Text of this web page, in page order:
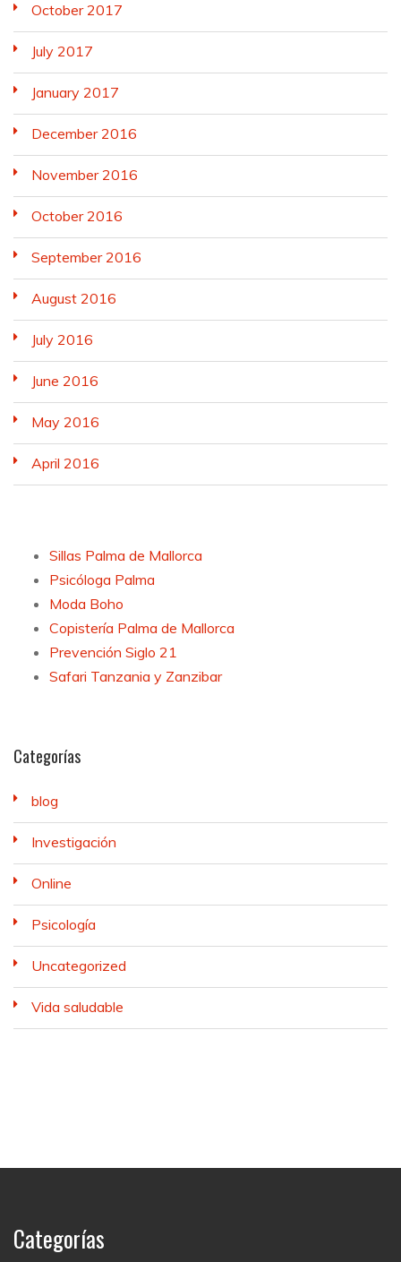
October 2017
July 2017
January 2017
December 2016
November 2016
October 2016
September 2016
August 2016
July 2016
June 2016
May 2016
April 2016
Sillas Palma de Mallorca
Psicóloga Palma
Moda Boho
Copistería Palma de Mallorca
Prevención Siglo 21
Safari Tanzania y Zanzibar
Categorías
blog
Investigación
Online
Psicología
Uncategorized
Vida saludable
Categorías